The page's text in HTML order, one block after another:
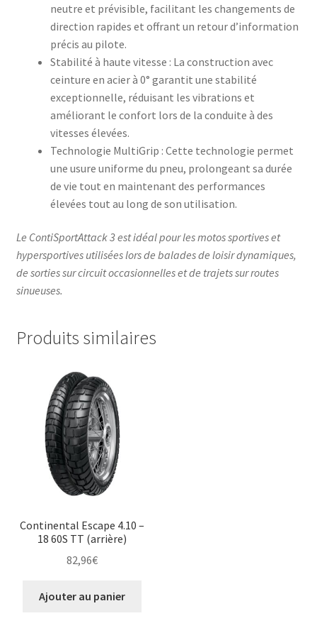
neutre et prévisible, facilitant les changements de
direction rapides et offrant un retour d’information
précis au pilote.​
Stabilité à haute vitesse : La construction avec
ceinture en acier à 0° garantit une stabilité
exceptionnelle, réduisant les vibrations et
améliorant le confort lors de la conduite à des
vitesses élevées.​
Technologie MultiGrip : Cette technologie permet
une usure uniforme du pneu, prolongeant sa durée
de vie tout en maintenant des performances
élevées tout au long de son utilisation.
Le ContiSportAttack 3 est idéal pour les motos sportives et
hypersportives utilisées lors de balades de loisir dynamiques,
de sorties sur circuit occasionnelles et de trajets sur routes
sinueuses.
Produits similaires
Continental Escape 4.10 –
18 60S TT (arrière)
82,96€
Ajouter au panier